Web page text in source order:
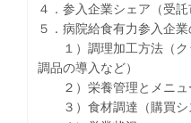
４．参入企業シェア（受託
５．病院給食有力参入企
１）調理加工方法（ク
調品の導入など）
２）栄養管理とメニュ
３）食材調達（購買シ